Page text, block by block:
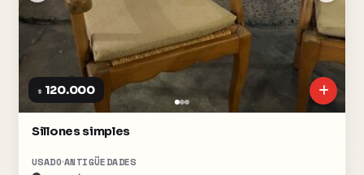
$ 120.000
Sillones simples
USADO ANTIGÜEDADES